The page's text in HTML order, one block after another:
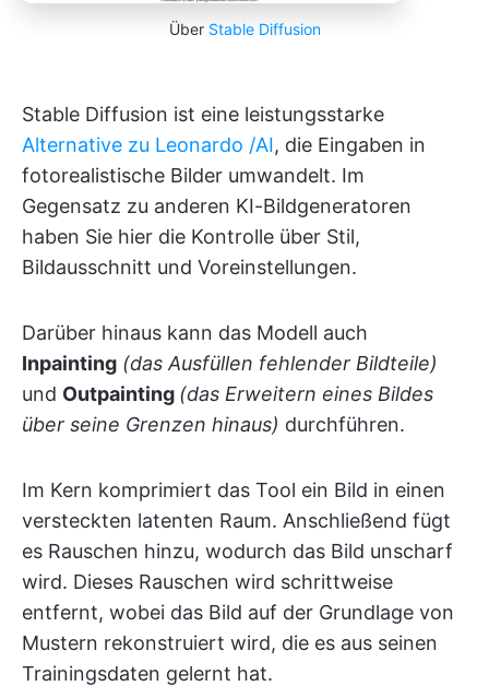
Über Stable Diffusion
Stable Diffusion ist eine leistungsstarke
Alternative zu Leonardo /AI, die Eingaben in
fotorealistische Bilder umwandelt. Im
Gegensatz zu anderen KI-Bildgeneratoren
haben Sie hier die Kontrolle über Stil,
Bildausschnitt und Voreinstellungen.
Darüber hinaus kann das Modell auch
Inpainting (das Ausfüllen fehlender Bildteile)
und Outpainting (das Erweitern eines Bildes
über seine Grenzen hinaus) durchführen.
Im Kern komprimiert das Tool ein Bild in einen
versteckten latenten Raum. Anschließend fügt
es Rauschen hinzu, wodurch das Bild unscharf
wird. Dieses Rauschen wird schrittweise
entfernt, wobei das Bild auf der Grundlage von
Mustern rekonstruiert wird, die es aus seinen
Trainingsdaten gelernt hat.